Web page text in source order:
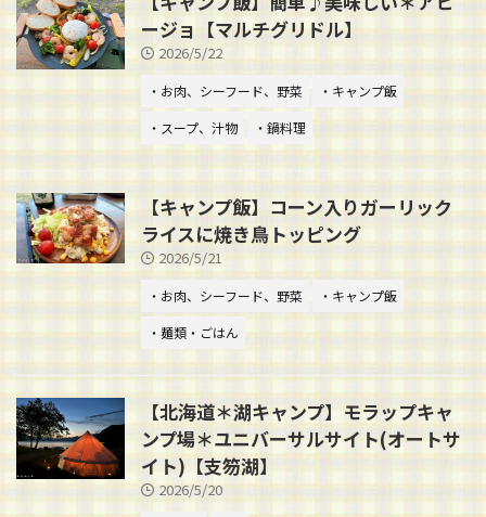
ージョ【マルチグリドル】
2026/5/22
・お肉、シーフード、野菜
・キャンプ飯
・スープ、汁物
・鍋料理
【キャンプ飯】コーン入りガーリック
ライスに焼き鳥トッピング
2026/5/21
・お肉、シーフード、野菜
・キャンプ飯
・麺類・ごはん
【北海道＊湖キャンプ】モラップキャ
ンプ場＊ユニバーサルサイト(オートサ
イト)【支笏湖】
2026/5/20